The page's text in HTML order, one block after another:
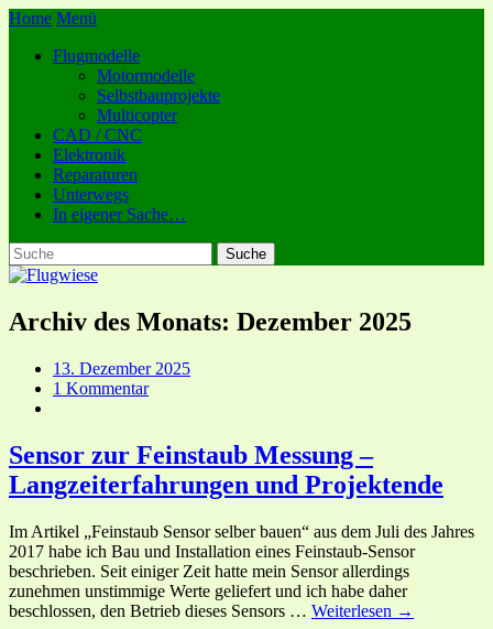
Home Menü
Flugmodelle
Motormodelle
Selbstbauprojekte
Multicopter
CAD / CNC
Elektronik
Reparaturen
Unterwegs
In eigener Sache…
Archiv des Monats: Dezember 2025
13. Dezember 2025
1 Kommentar
Sensor zur Feinstaub Messung –
Langzeiterfahrungen und Projektende
Im Artikel „Feinstaub Sensor selber bauen“ aus dem Juli des Jahres
2017 habe ich Bau und Installation eines Feinstaub-Sensor
beschrieben. Seit einiger Zeit hatte mein Sensor allerdings
zunehmen unstimmige Werte geliefert und ich habe daher
beschlossen, den Betrieb dieses Sensors … Weiterlesen →